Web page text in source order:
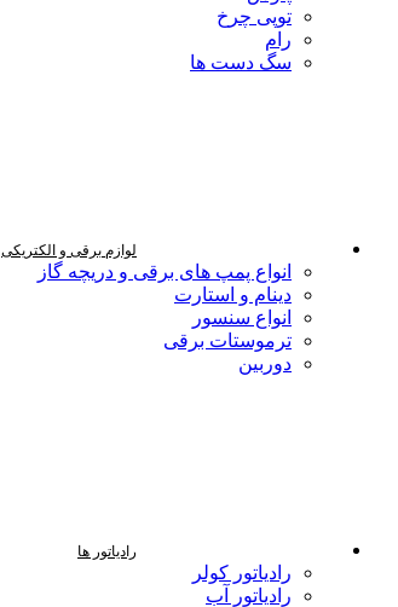
توپی چرخ
رام
سگ دست ها
لوازم برقی و الکتریکی
انواع پمپ های برقی و دریچه گاز
دینام و استارت
انواع سنسور
ترموستات برقی
دوربین
رادیاتور ها
رادیاتور کولر
رادیاتور آب